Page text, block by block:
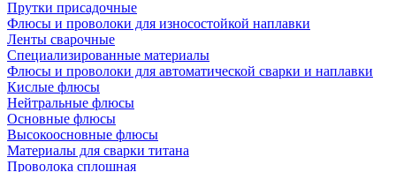
Прутки присадочные
Флюсы и проволоки для износостойкой наплавки
Ленты сварочные
Специализированные материалы
Флюсы и проволоки для автоматической сварки и наплавки
Кислые флюсы
Нейтральные флюсы
Основные флюсы
Высокоосновные флюсы
Материалы для сварки титана
Проволока сплошная